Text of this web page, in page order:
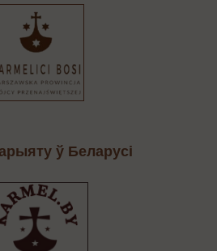
ў Беларусі